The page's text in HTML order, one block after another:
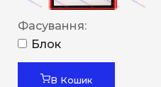
Фасування:
Блок
В Кошик